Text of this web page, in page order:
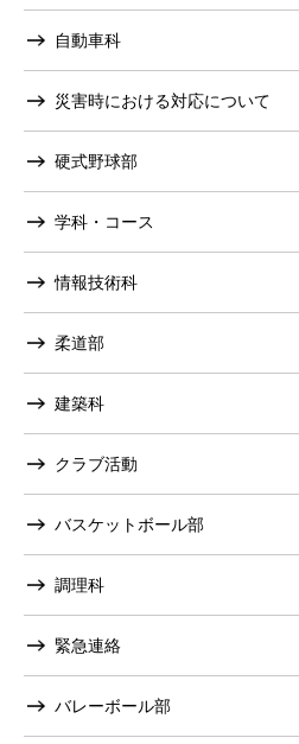
自動車科
災害時における対応について
硬式野球部
学科・コース
情報技術科
柔道部
建築科
クラブ活動
バスケットボール部
調理科
緊急連絡
バレーボール部